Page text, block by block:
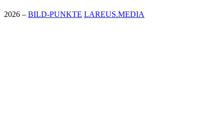
2026 – BILD-PUNKTE LAREUS.MEDIA